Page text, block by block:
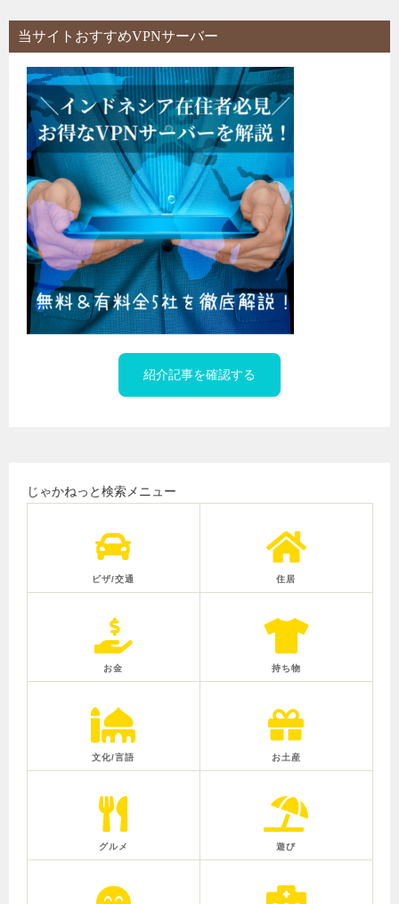
当サイトおすすめVPNサーバー
紹介記事を確認する
じゃかねっと検索メニュー
ビザ/交通 住居
お金 持ち物
文化/言語 お土産
グルメ 遊び